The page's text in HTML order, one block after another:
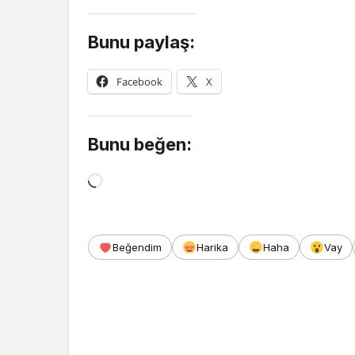
Bunu paylaş:
Facebook X
Bunu beğen:
Yükleniyor...
Beğendim Harika Haha Vay